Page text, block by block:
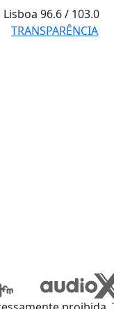
Lisboa96.6 / 103.0
TRANSPARÊNCIA